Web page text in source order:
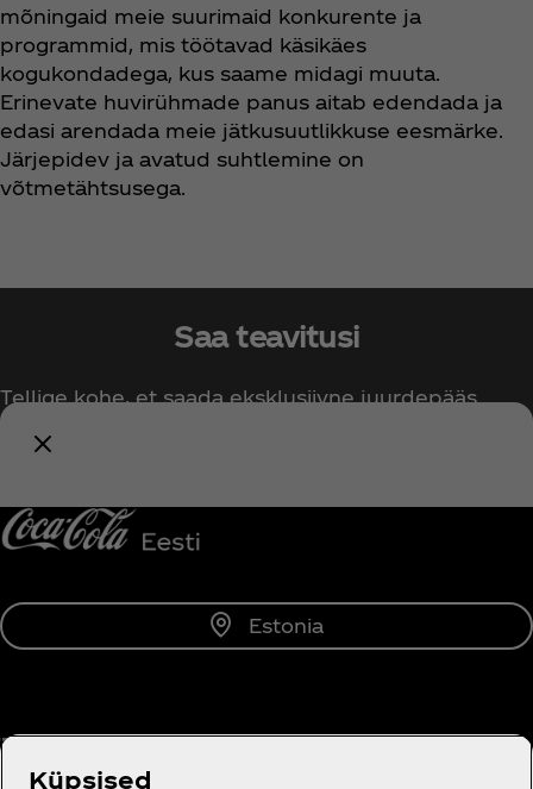
mõningaid meie suurimaid konkurente ja
programmid, mis töötavad käsikäes
kogukondadega, kus saame midagi muuta.
Erinevate huvirühmade panus aitab edendada ja
edasi arendada meie jätkusuutlikkuse eesmärke.
Järjepidev ja avatud suhtlemine on
võtmetähtsusega.
Saa teavitusi
Tellige kohe, et saada eksklusiivne juurdepääs
kõigile Coca‑Cola asjadele!
Estonia
Tutvustus
Küpsised